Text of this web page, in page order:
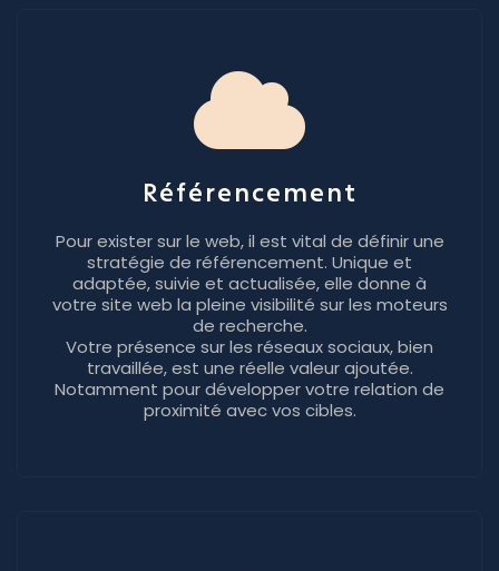
Référencement
Pour exister sur le web, il est vital de définir une
stratégie de référencement. Unique et
adaptée, suivie et actualisée, elle donne à
votre site web la pleine visibilité sur les moteurs
de recherche.
Votre présence sur les réseaux sociaux, bien
travaillée, est une réelle valeur ajoutée.
Notamment pour développer votre relation de
proximité avec vos cibles.